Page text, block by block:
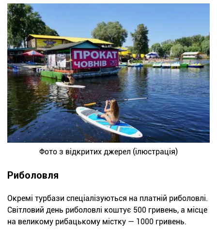
Фото з відкритих джерел (ілюстрація)
Риболовля
Окремі турбази спеціалізуються на платній риболовлі.
Світловий день риболовлі коштує 500 гривень, а місце
на великому рибацькому містку — 1000 гривень.